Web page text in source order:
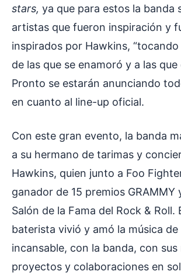
stars, ya que para estos la banda
artistas que fueron inspiración y
inspirados por Hawkins,
de las que se enamoró y a las que
Pronto se estarán anunciando
en cuanto al line-up oficial.
Con este gran evento, la banda
a su hermano de tarimas y
Hawkins, quien junto a Foo
ganador de 15 premios GRAMMY
Salón de la Fama del Rock & Roll.
baterista vivió y amó la música de
incansable, con la banda, con
proyectos y colaboraciones en